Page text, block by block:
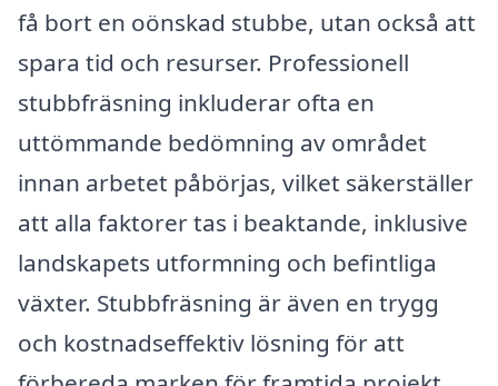
få bort en oönskad stubbe, utan också att
spara tid och resurser. Professionell
stubbfräsning inkluderar ofta en
uttömmande bedömning av området
innan arbetet påbörjas, vilket säkerställer
att alla faktorer tas i beaktande, inklusive
landskapets utformning och befintliga
växter. Stubbfräsning är även en trygg
och kostnadseffektiv lösning för att